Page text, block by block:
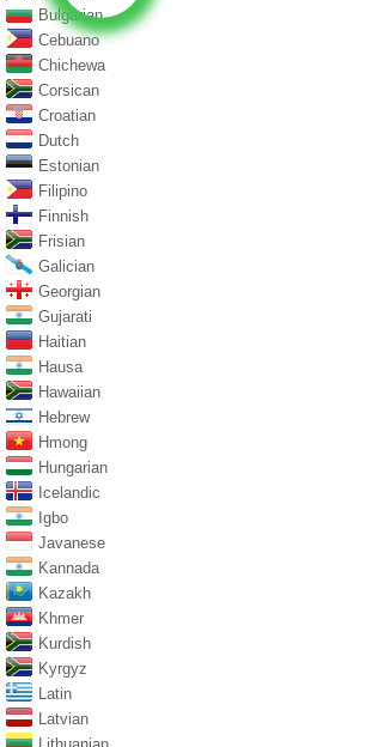
Bulgarian
Cebuano
Chichewa
Corsican
Croatian
Dutch
Estonian
Filipino
Finnish
Frisian
Galician
Georgian
Gujarati
Haitian
Hausa
Hawaiian
Hebrew
Hmong
Hungarian
Icelandic
Igbo
Javanese
Kannada
Kazakh
Khmer
Kurdish
Kyrgyz
Latin
Latvian